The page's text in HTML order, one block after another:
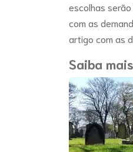
escolhas
com as
artigo com as
Saiba